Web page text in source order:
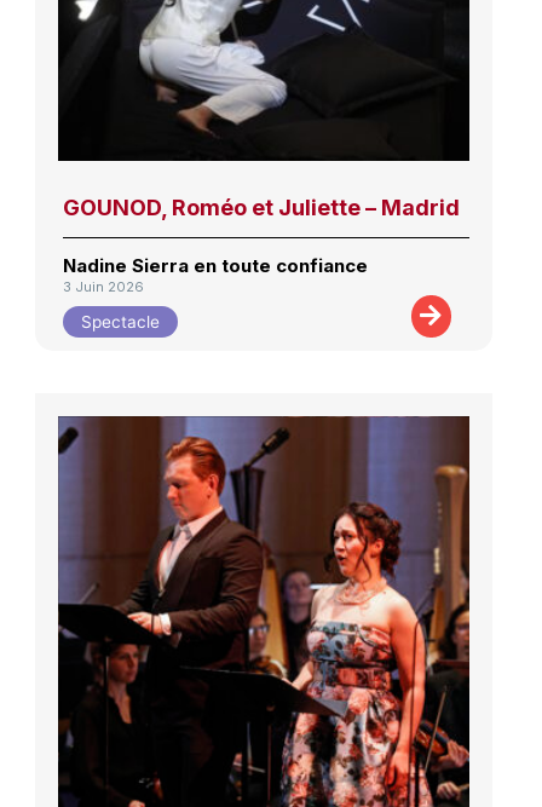
GOUNOD, Roméo et Juliette – Madrid
Nadine Sierra en toute confiance
3 Juin 2026
Spectacle